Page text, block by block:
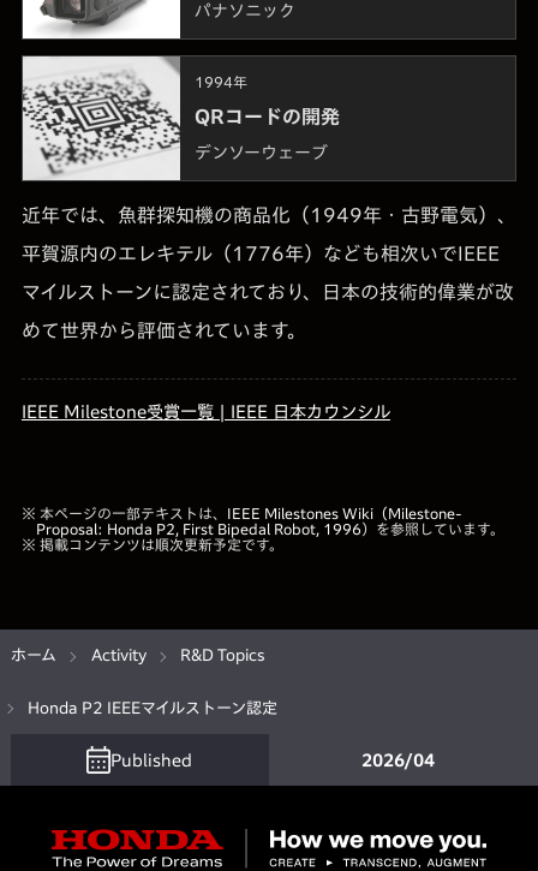
パナソニック
1994年
QRコードの開発
デンソーウェーブ
近年では、魚群探知機の商品化（1949年・古野電気）、
平賀源内のエレキテル（1776年）なども相次いでIEEE
マイルストーンに認定されており、日本の技術的偉業が改
めて世界から評価されています。
IEEE Milestone受賞一覧 | IEEE 日本カウンシル
※ 本ページの一部テキストは、 IEEE Milestones Wiki（Milestone-
Proposal: Honda P2, First Bipedal Robot, 1996）を参照しています。
※ 掲載コンテンツは順次更新予定です。
ホーム Activity R&D Topics
Honda P2 IEEEマイルストーン認定
Published 2026/04